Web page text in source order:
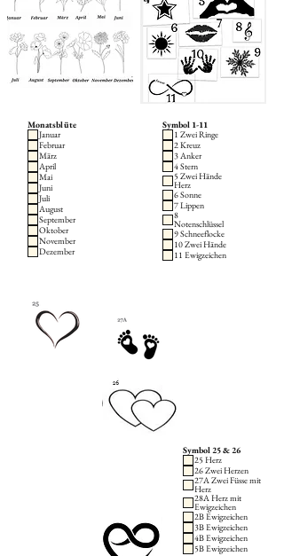
Monatsblüte
Januar
Februar
März
April
Mai
Juni
Juli
August
September
Oktober
November
Dezember
Symbol 1-11
1 Zwei Ringe
2 Kreuz
3 Anker
4 Stern
5 Zwei Hände
Herz
6 Sonne
7 Lippen
8
Notenschlüssel
9 Schneeflocke
10 Zwei Hände
11 Ewigzeichen
Symbol 25 & 26
25 Herz
26 Zwei Herzen
27A Zwei Füsse mit
Herz
28A Herz mit
Ewigzeichen
2B Ewigzeichen
3B Ewigzeichen
4B Ewigzeichen
5B Ewigzeichen